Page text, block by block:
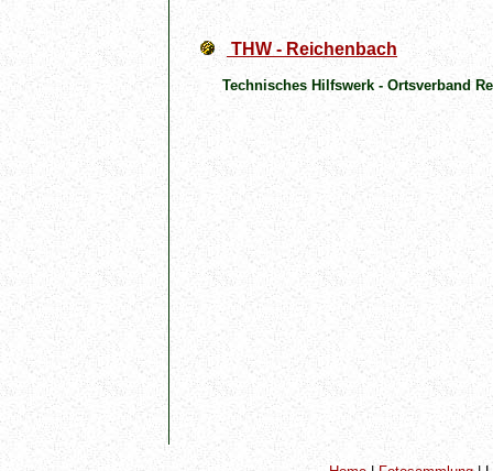
THW - Reichenbach
Technisches Hilfswerk - Ortsverband